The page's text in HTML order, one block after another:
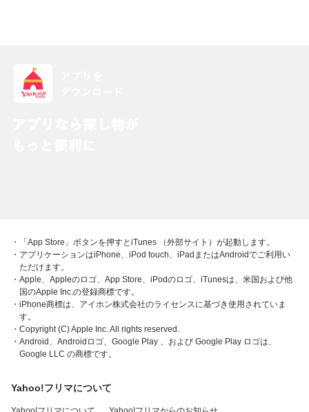
・「App Store」ボタンを押すとiTunes （外部サイト）が起動します。
・アプリケーションはiPhone、iPod touch、iPadまたはAndroidでご利用い
ただけます。
・Apple、Appleのロゴ、App Store、iPodのロゴ、iTunesは、米国および他
国のApple Inc.の登録商標です。
・iPhone商標は、アイホン株式会社のライセンスに基づき使用されていま
す。
・Copyright (C) Apple Inc. All rights reserved.
・Android、Androidロゴ、Google Play 、および Google Play ロゴは、
Google LLC の商標です。
Yahoo!フリマについて